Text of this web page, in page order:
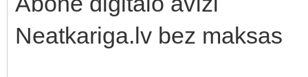
Neatkariga.lv bez maksas